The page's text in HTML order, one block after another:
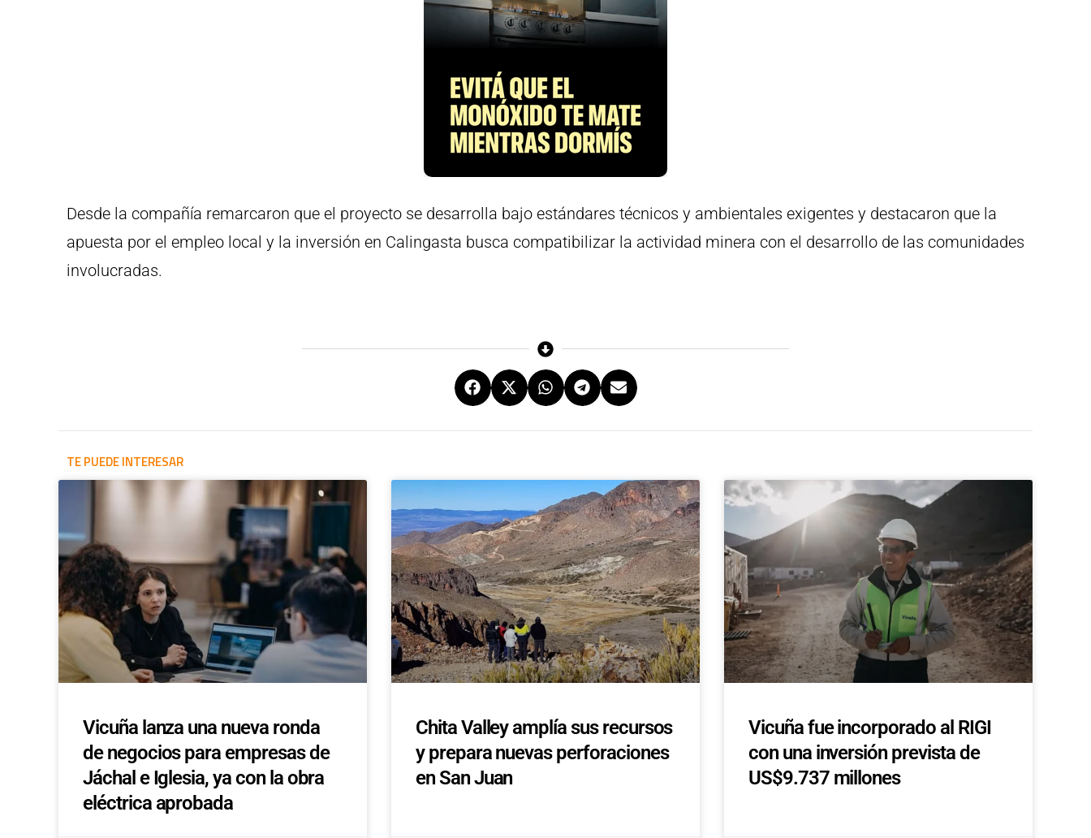
Desde la compañía remarcaron que el proyecto se desarrolla bajo estándares técnicos y ambientales exigentes y destacaron que la
apuesta por el empleo local y la inversión en Calingasta busca compatibilizar la actividad minera con el desarrollo de las comunidades
involucradas.
TE PUEDE INTERESAR
Vicuña lanza una nueva ronda
de negocios para empresas de
Jáchal e Iglesia, ya con la obra
eléctrica aprobada
Chita Valley amplía sus recursos
y prepara nuevas perforaciones
en San Juan
Vicuña fue incorporado al RIGI
con una inversión prevista de
US$9.737 millones